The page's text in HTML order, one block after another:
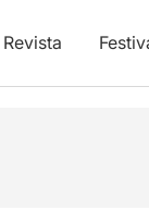
Revista